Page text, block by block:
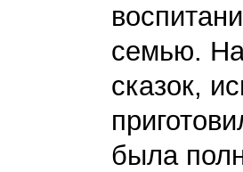
семью.
сказок,
была